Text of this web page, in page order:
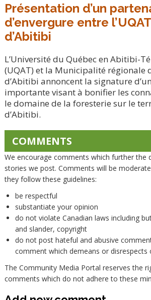
Présentation d’un
d’envergure entre
d’Abitibi
L’Université du Québec en Abitibi-
(UQAT) et la Municipalité régionale
d’Abitibi annoncent la signature
importante visant à bonifier les
le domaine de la foresterie sur le
d’Abitibi.
COMMENTS
We encourage comments which further the
stories we post. Comments will be
they follow these guidelines:
be respectful
substantiate your opinion
do not violate Canadian laws including
and slander, copyright
do not post hateful and abusive
comment which demeans or disrespects
The Community Media Portal reserves the
comments which do not adhere to these